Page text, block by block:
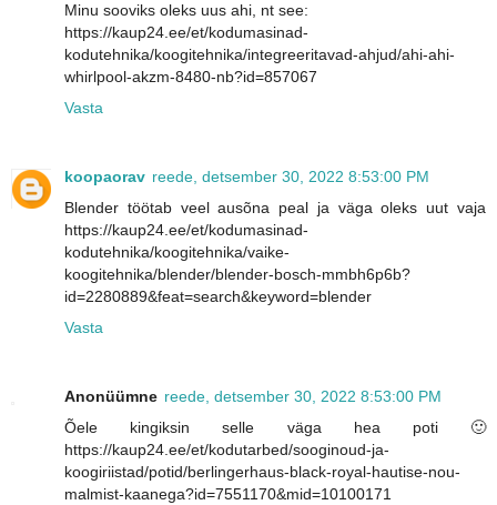
Minu sooviks oleks uus ahi, nt see:
https://kaup24.ee/et/kodumasinad-
kodutehnika/koogitehnika/integreeritavad-ahjud/ahi-ahi-
whirlpool-akzm-8480-nb?id=857067
Vasta
koopaorav reede, detsember 30, 2022 8:53:00 PM
Blender töötab veel ausõna peal ja väga oleks uut vaja
https://kaup24.ee/et/kodumasinad-
kodutehnika/koogitehnika/vaike-
koogitehnika/blender/blender-bosch-mmbh6p6b?
id=2280889&feat=search&keyword=blender
Vasta
Anonüümne reede, detsember 30, 2022 8:53:00 PM
Õele kingiksin selle väga hea poti 🙂
https://kaup24.ee/et/kodutarbed/sooginoud-ja-
koogiriistad/potid/berlingerhaus-black-royal-hautise-nou-
malmist-kaanega?id=7551170&mid=10100171